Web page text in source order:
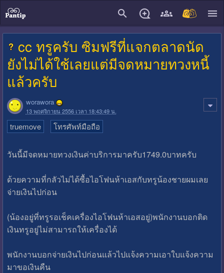
cc ทรูครับ ซิมฟรีที่แจกตลาดนัด
ยังไม่ได้ใช้เลยแต่มีจดหมายทวงหนี้
แล้วครับ
worawora
13 พฤศจิกายน 2556 เวลา 18:43:49 น.
truemove โทรศัพท์มือถือ
วันนี้มีจดหมายทวงเงินค่าบริการมาครับ1749.0บาทครับ
ด้วยความที่กลัวไม่ได้ซื้อไอโฟนห้าเอสกับทรูน้องชายผมเลย
จ่ายเงินไปก่อน
(น้องอยู่ที่ทรูรอเช็คเครื่องไอโฟนห้าเอสอยู่)พนักงานบอกติด
เงินทรูอยู่ไม่สามารถให้เครื่องได้
พนักงานบอกจ่ายเงินไปก่อนแล้วไปแจ้งความเอาใบแจ้งความ
มาขอเงินคืน
close